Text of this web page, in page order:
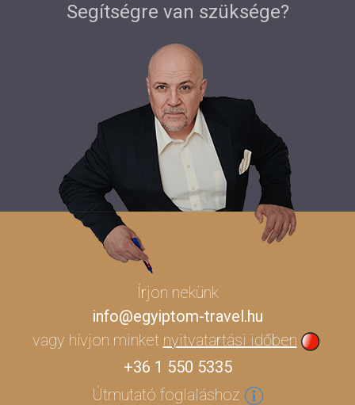
Segítségre van szüksége?
Írjon nekünk
info@egyiptom-travel.hu
vagy hívjon minket nyitvatartási időben
+36 1 550 5335
Útmutató foglaláshoz